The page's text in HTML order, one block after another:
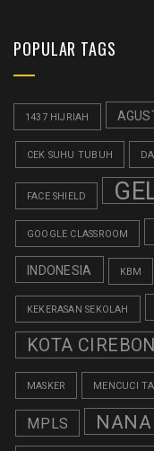
POPULAR TAGS
1437 HIJRIAH
CEK SUHU TUBUH
FACE SHIELD
GOOGLE CLASSROOM
INDONESIA KBM
KEKERASAN SEKOLAH
KOTA CIREBON
MASKER MENCUCI
MPLS NANA